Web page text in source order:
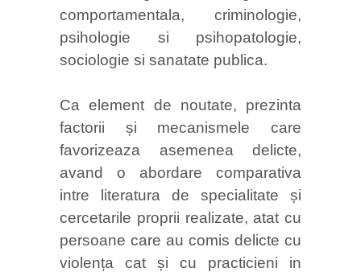
comportamentala, criminologie,
psihologie si psihopatologie,
sociologie si sanatate publica.
Ca element de noutate, prezinta
factorii și mecanismele care
favorizeaza asemenea delicte,
avand o abordare comparativa
intre literatura de specialitate și
cercetarile proprii realizate, atat cu
persoane care au comis delicte cu
violența cat și cu practicieni in